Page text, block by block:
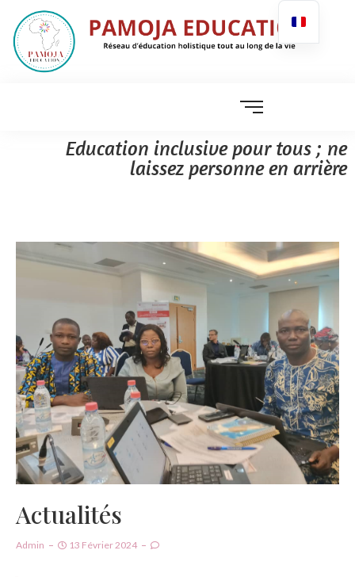
Education inclusive pour tous ; ne
laissez personne en arrière
Actualités
Admin 13 Février 2024